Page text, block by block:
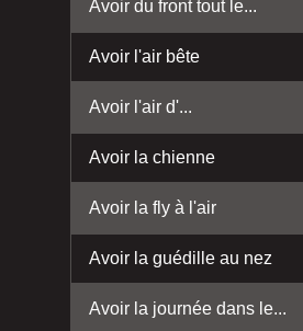
Avoir du front tout le...
Avoir l'air bête
Avoir l'air d'...
Avoir la chienne
Avoir la fly à l'air
Avoir la guédille au nez
Avoir la journée dans le...